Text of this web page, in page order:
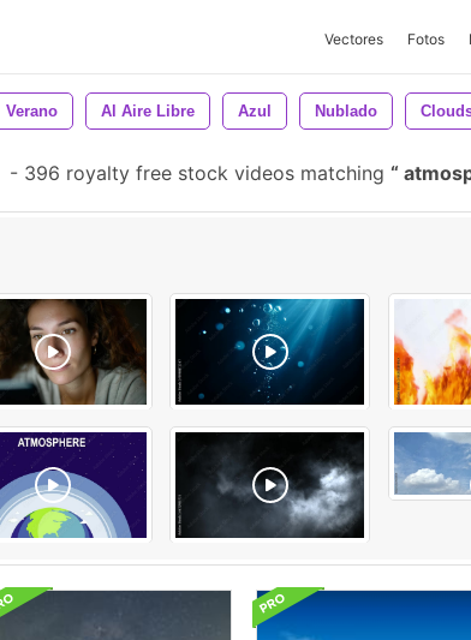
Vectores Fotos
Verano Al Aire Libre Azul Nublado
- 396 royalty free stock videos matching